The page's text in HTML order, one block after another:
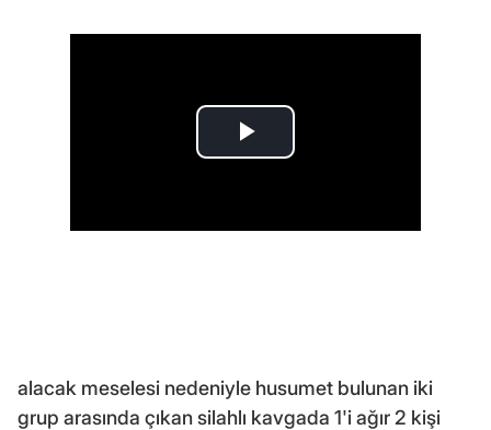
alacak meselesi nedeniyle husumet bulunan iki
grup arasında çıkan silahlı kavgada 1'i ağır 2 kişi